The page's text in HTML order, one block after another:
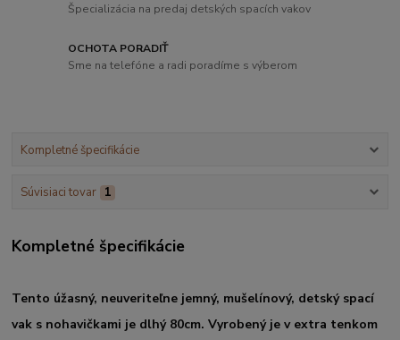
Špecializácia na predaj detských spacích vakov
OCHOTA PORADIŤ
Sme na telefóne a radi poradíme s výberom
Kompletné špecifikácie
Súvisiaci tovar 1
Kompletné špecifikácie
Tento úžasný, neuveriteľne jemný, mušelínový, detský spací
vak s nohavičkami je dlhý 80cm. Vyrobený je v extra tenkom